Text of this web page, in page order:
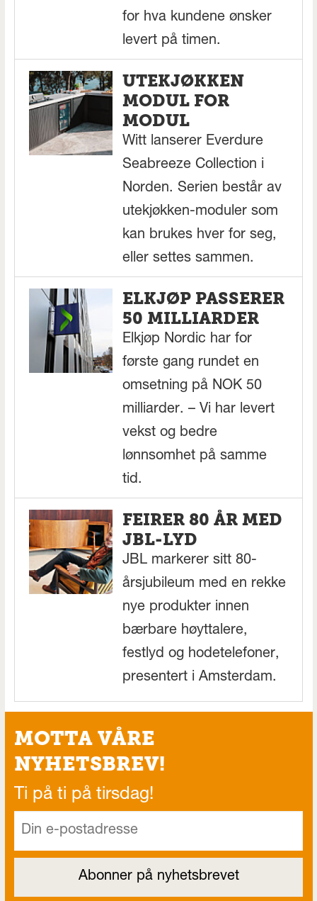
for hva kundene ønsker
levert på timen.
UTEKJØKKEN
MODUL FOR
MODUL
Witt lanserer Everdure
Seabreeze Collection i
Norden. Serien består av
utekjøkken-moduler som
kan brukes hver for seg,
eller settes sammen.
ELKJØP PASSERER
50 MILLIARDER
Elkjøp Nordic har for
første gang rundet en
omsetning på NOK 50
milliarder. – Vi har levert
vekst og bedre
lønnsomhet på samme
tid.
FEIRER 80 ÅR MED
JBL-LYD
JBL markerer sitt 80-
årsjubileum med en rekke
nye produkter innen
bærbare høyttalere,
festlyd og hodetelefoner,
presentert i Amsterdam.
MOTTA VÅRE
NYHETSBREV!
Ti på ti på tirsdag!